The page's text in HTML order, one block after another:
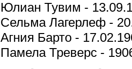
Юлиан Тувим -
Сельма Лагерлеф -
Агния Барто -
Памела Треверс -